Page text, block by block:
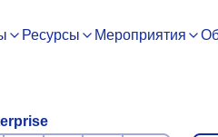
Ресурсы Мероприятия